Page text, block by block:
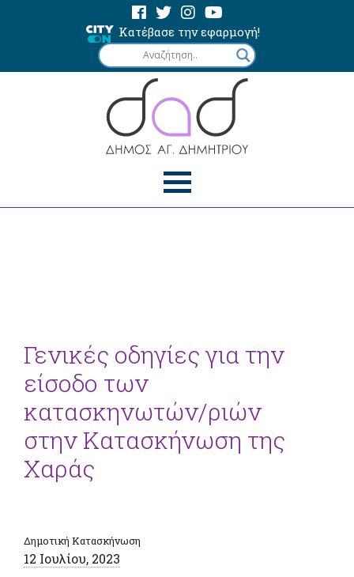
Κατέβασε την εφαρμογή!
Γενικές οδηγίες για την
είσοδο των
κατασκηνωτών/ριών
στην Κατασκήνωση της
Χαράς
Δημοτική Κατασκήνωση
12 Ιουλίου, 2023